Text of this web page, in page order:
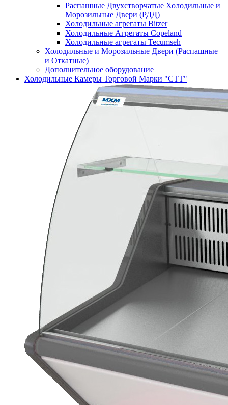
Распашные Двухстворчатые Холодильные и
Морозильные Двери (РДД)
Холодильные агрегаты Bitzer
Холодильные Агрегаты Copeland
Холодильные агрегаты Tecumseh
Холодильные и Морозильные Двери (Распашные
и Откатные)
Дополнительное оборудование
Холодильные Камеры Торговой Марки "СТТ"